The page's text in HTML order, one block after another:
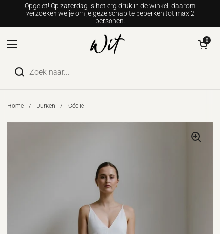
Ga naar content
Opgelet! Op zaterdag is het erg druk in de winkel, daarom
verzoeken we je om je gezelschap te beperken tot max 2
personen.
Menu openen
Winkelwagentje
0
Home / Jurken / Cécile